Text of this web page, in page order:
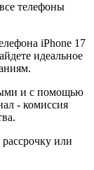
телефоны
iPhone 17
идеальное
и с помощью
- комиссия
или